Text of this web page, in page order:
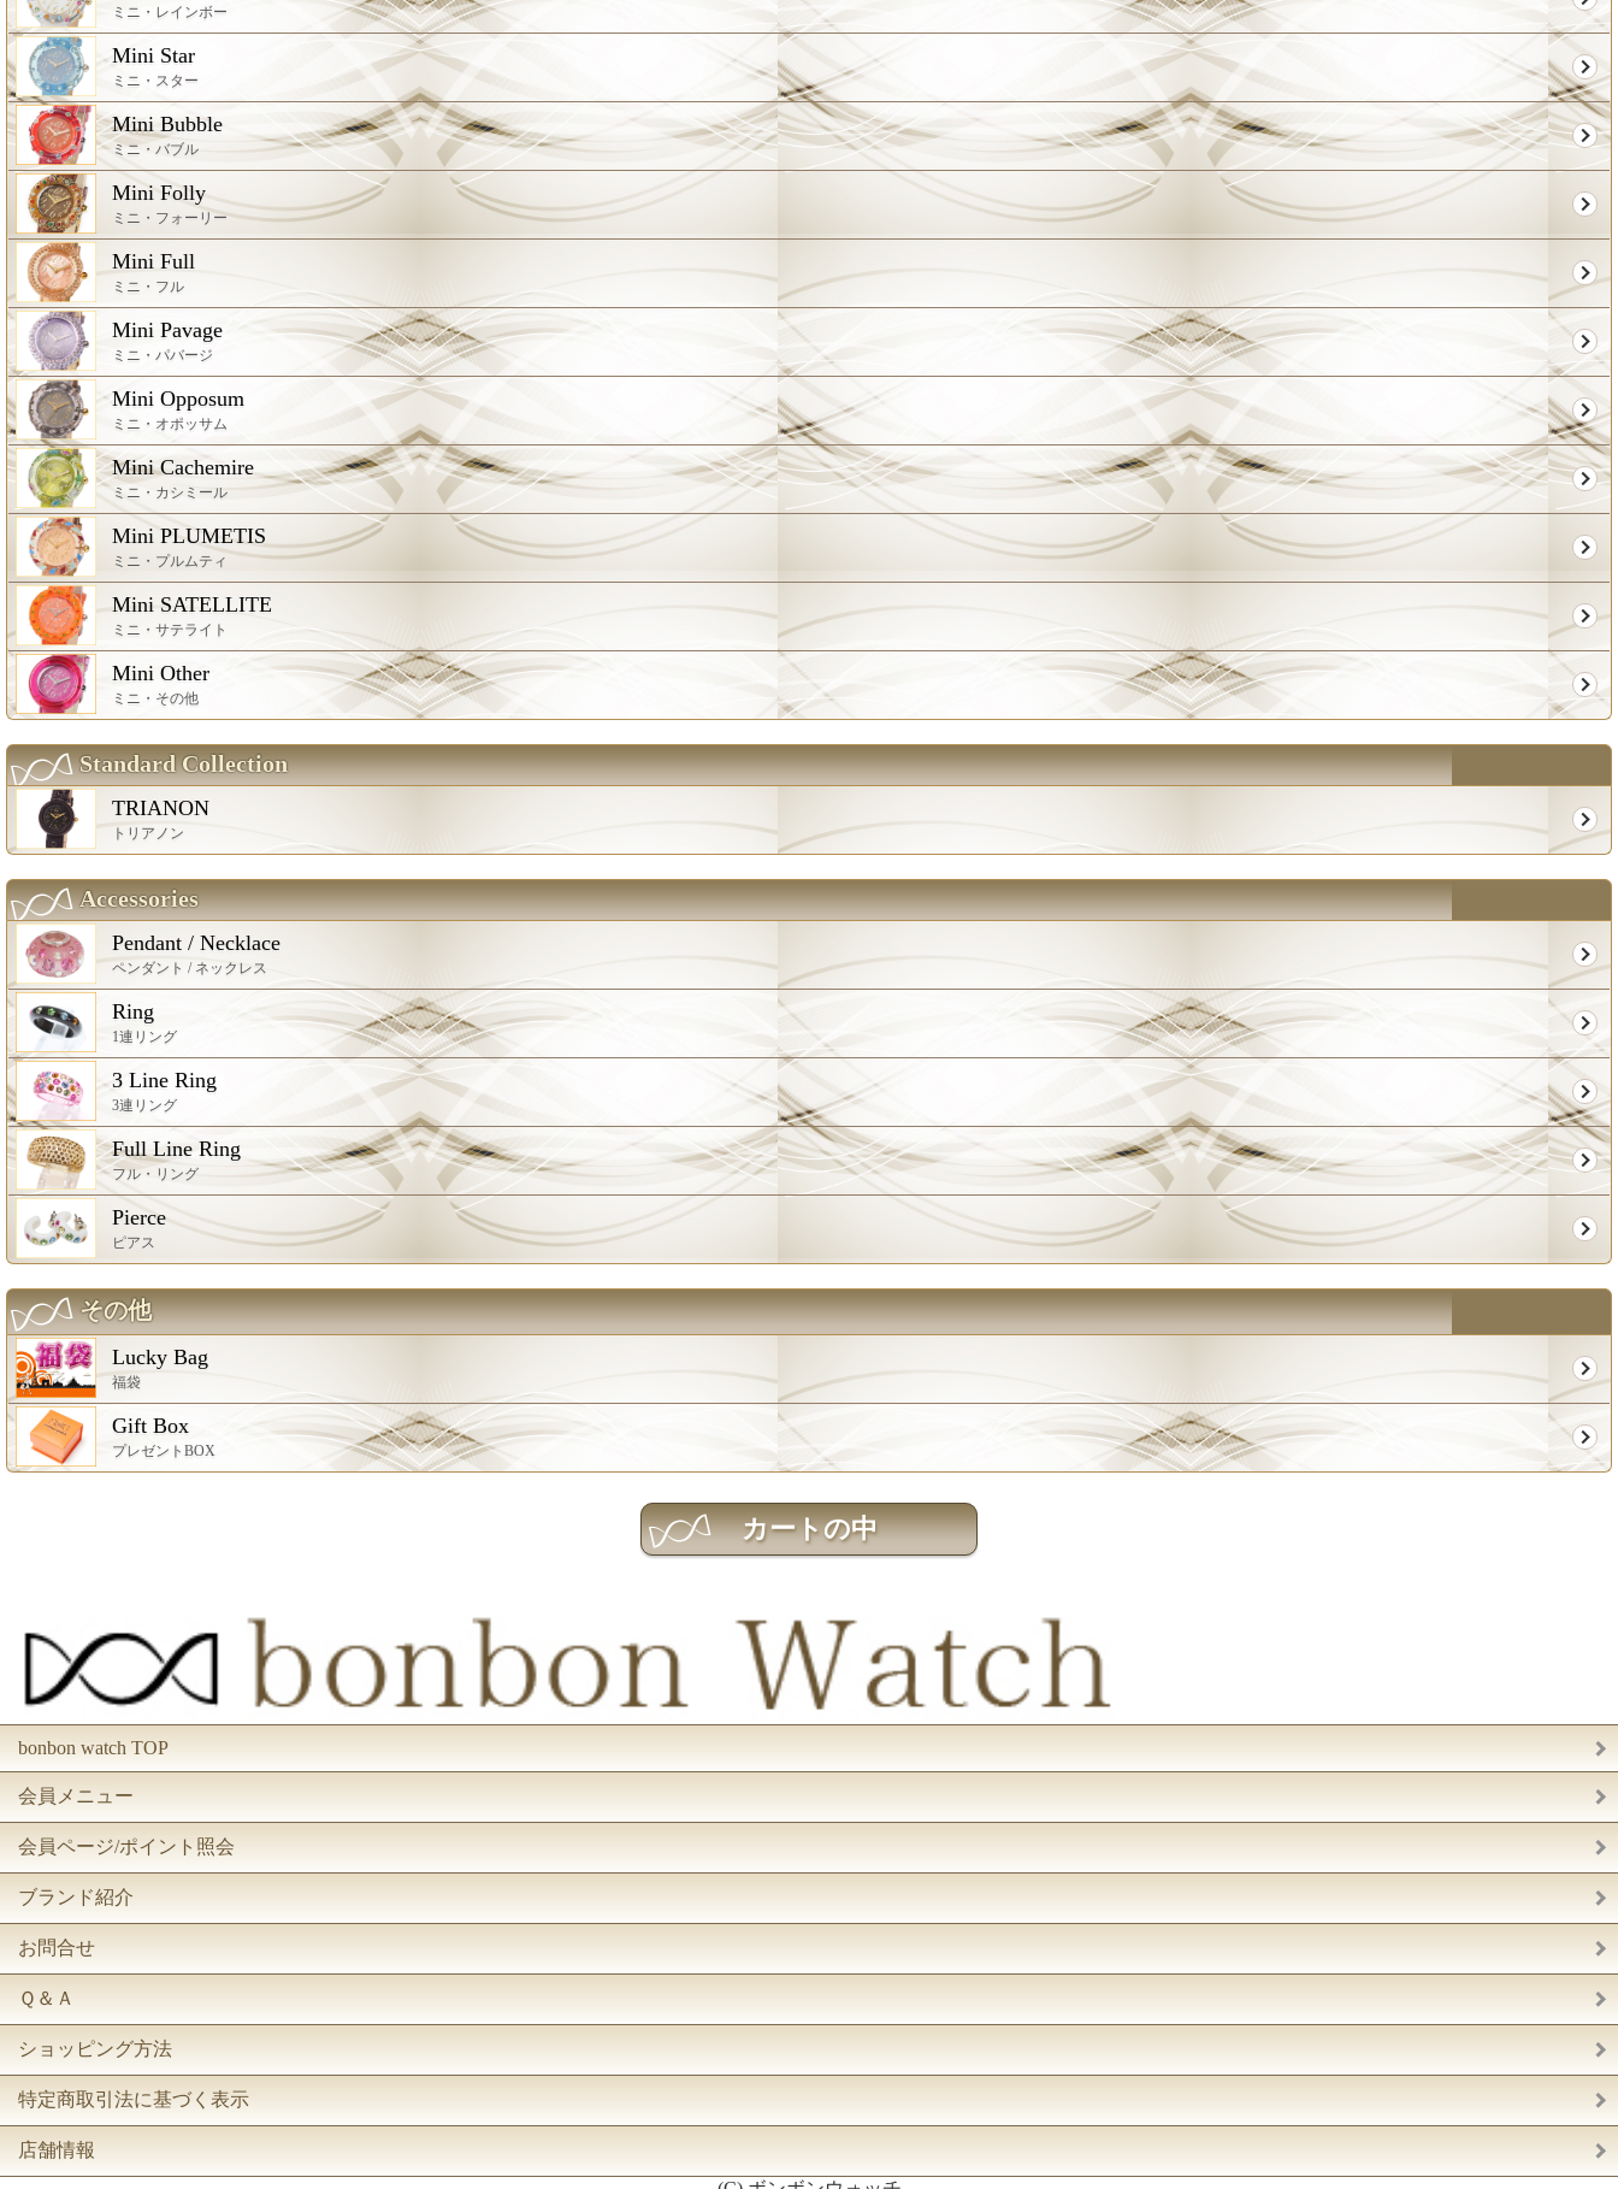
ミニ・レインボー
Mini Star
ミニ・スター
Mini Bubble
ミニ・バブル
Mini Folly
ミニ・フォーリー
Mini Full
ミニ・フル
Mini Pavage
ミニ・パバージ
Mini Opposum
ミニ・オポッサム
Mini Cachemire
ミニ・カシミール
Mini PLUMETIS
ミニ・プルムティ
Mini SATELLITE
ミニ・サテライト
Mini Other
ミニ・その他
Standard Collection
TRIANON
トリアノン
Accessories
Pendant / Necklace
ペンダント / ネックレス
Ring
1連リング
3 Line Ring
3連リング
Full Line Ring
フル・リング
Pierce
ピアス
その他
Lucky Bag
福袋
Gift Box
プレゼントBOX
bonbon watch TOP
会員メニュー
会員ページ/ポイント照会
ブランド紹介
お問合せ
Ｑ＆Ａ
ショッピング方法
特定商取引法に基づく表示
店舗情報